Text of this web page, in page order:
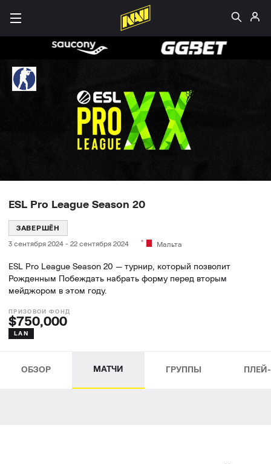
ESL Pro League Season 20
ЗАВЕРШЁН
3 сентября 2024 - 22 сентября 2024 Мальта
ESL Pro League Season 20 — турнир, который позволит
Рожденным Побеждать набрать форму перед вторым
мейджором в этом году.
$750,000
LAN
ОБЗОР МАТЧИ ГРУППЫ